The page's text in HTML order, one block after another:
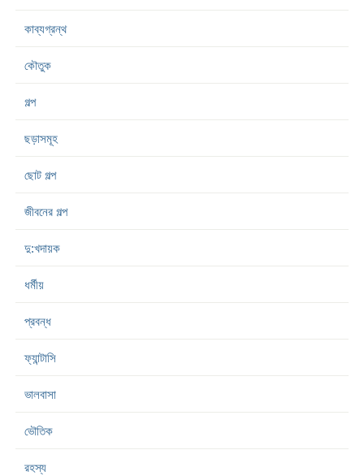
কাব্যগ্রন্থ
কৌতুক
গল্প
ছড়াসমূহ
ছোট গল্প
জীবনের গল্প
দু:খদায়ক
ধর্মীয়
প্রবন্ধ
ফ্যান্টাসি
ভালবাসা
ভৌতিক
রহস্য